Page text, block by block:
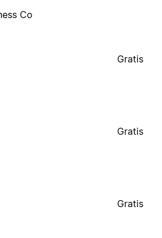
Co
Gratis
Gratis
Gratis